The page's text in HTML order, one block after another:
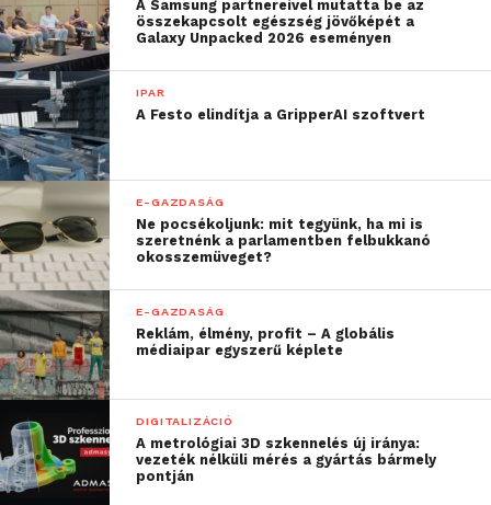
A Samsung partnereivel mutatta be az
összekapcsolt egészség jövőképét a
Galaxy Unpacked 2026 eseményen
IPAR
A Festo elindítja a GripperAI szoftvert
E-GAZDASÁG
Ne pocsékoljunk: mit tegyünk, ha mi is
szeretnénk a parlamentben felbukkanó
okosszemüveget?
E-GAZDASÁG
Reklám, élmény, profit – A globális
médiaipar egyszerű képlete
DIGITALIZÁCIÓ
A metrológiai 3D szkennelés új iránya:
vezeték nélküli mérés a gyártás bármely
pontján